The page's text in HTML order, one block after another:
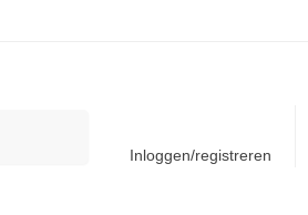
Inloggen/registreren